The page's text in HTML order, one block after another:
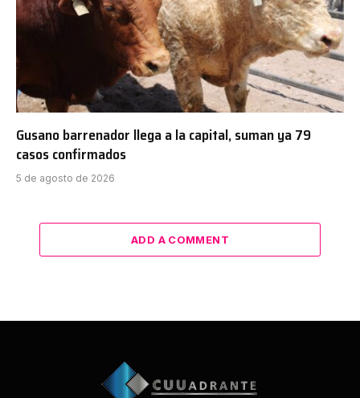
Gusano barrenador llega a la capital, suman ya 79
casos confirmados
5 de agosto de 2026
ADD A COMMENT